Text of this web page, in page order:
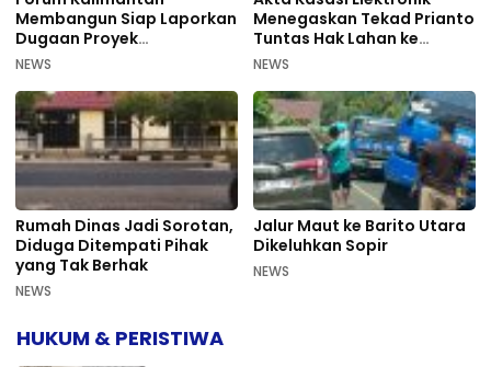
Membangun Siap Laporkan
Dugaan Proyek
Bermasalah PUPR Kalteng
NEWS
Menegaskan Tekad Prianto
Tuntas Hak Lahan ke
Mahkamah Agung
NEWS
Rumah Dinas Jadi Sorotan,
Diduga Ditempati Pihak
yang Tak Berhak
NEWS
Jalur Maut ke Barito Utara
Dikeluhkan Sopir
NEWS
HUKUM & PERISTIWA